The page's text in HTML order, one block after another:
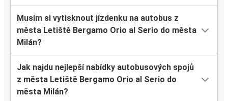
Musím si vytisknout jízdenku na autobus z
města Letiště Bergamo Orio al Serio do města
Milán?
Jak najdu nejlepší nabídky autobusových spojů
z města Letiště Bergamo Orio al Serio do
města Milán?